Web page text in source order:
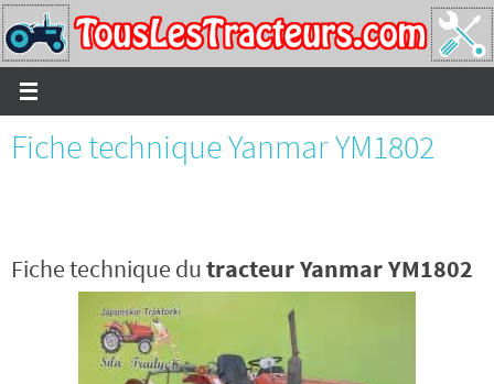
Passer
vers
le
contenu
Fiche technique Yanmar YM1802
Fiche technique dutracteur Yanmar YM1802